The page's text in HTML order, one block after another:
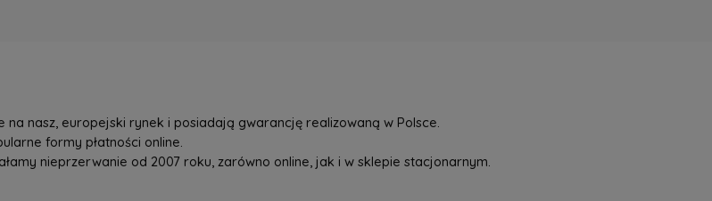
nasz, europejski rynek i posiadają gwarancję realizowaną w Polsce.
formy płatności online.
nieprzerwanie od 2007 roku, zarówno online, jak i w sklepie stacjonarnym.